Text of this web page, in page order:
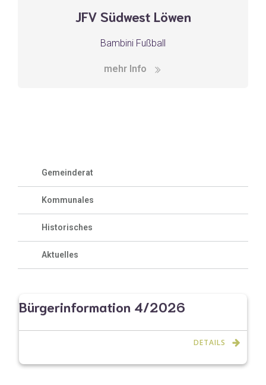
Gemeinderat
Kommunales
Historisches
Aktuelles
Bürgerinformation 4/2026
DETAILS
JFV Südwest Löwen
Bambini Fußball
mehr Info